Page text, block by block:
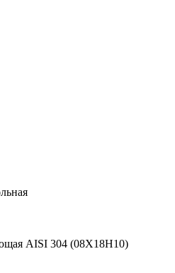
AISI 304 (08Х18Н10)